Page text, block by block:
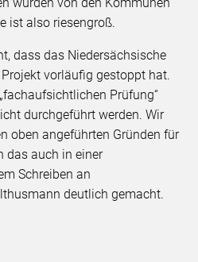
wurden von den Kommunen
ist also riesengroß.
dass das Niedersächsische
vorläufig gestoppt hat.
Prüfung“
durchgeführt werden. Wir
oben angeführten Gründen für
das auch in einer
Schreiben an
deutlich gemacht.